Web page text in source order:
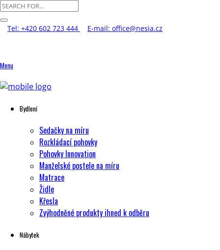
Tel: +420 602 723 444 E-mail: office@nesia.cz
Menu
Bydlení
Sedačky na míru
Rozkládací pohovky
Pohovky Innovation
Manželské postele na míru
Matrace
Židle
Křesla
Zvýhodněné produkty ihned k odběru
Nábytek